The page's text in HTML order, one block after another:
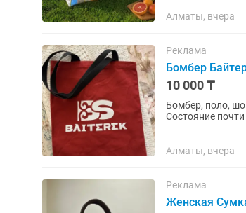
Алматы, вчера
Реклама
Бомбер
10 000 ₸
Бомбер, поло,
Состояние
Алматы, вчера
Реклама
Женская